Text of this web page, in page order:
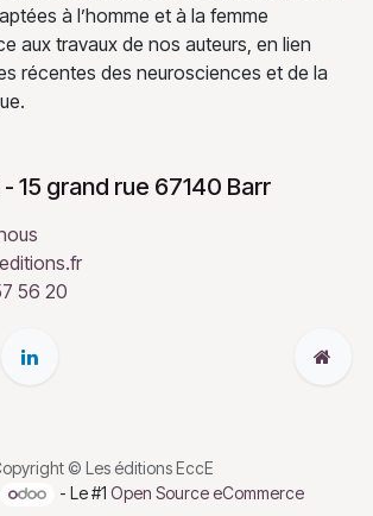
à l’homme et à la femme
aux travaux de nos auteurs, en lien
récentes des neurosciences et de la
15 grand rue 67140 Barr
56 20
© Les éditions EccE
- Le #1Open Source eCommerce